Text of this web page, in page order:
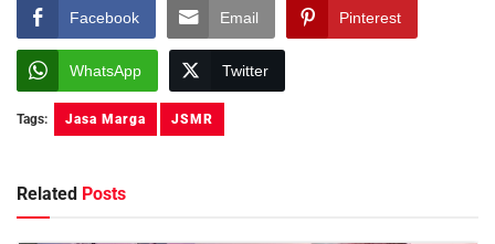
Facebook Email Pinterest
WhatsApp Twitter
Tags: Jasa Marga JSMR
Related Posts